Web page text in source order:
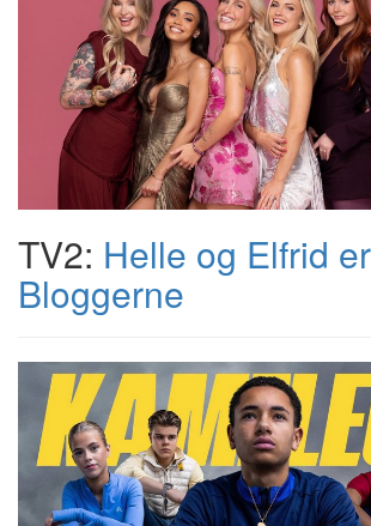
TV2: Helle og Elfrid
Bloggerne